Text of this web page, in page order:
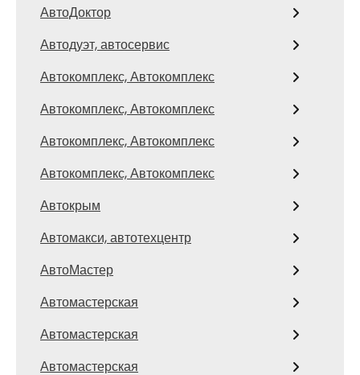
АвтоДоктор
Автодуэт, автосервис
Автокомплекс, Автокомплекс
Автокомплекс, Автокомплекс
Автокомплекс, Автокомплекс
Автокомплекс, Автокомплекс
Автокрым
Автомакси, автотехцентр
АвтоМастер
Автомастерская
Автомастерская
Автомастерская